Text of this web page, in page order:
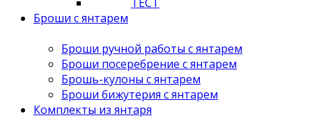
Броши с янтарем
Броши ручной работы с янтарем
Броши посеребрение с янтарем
Брошь-кулоны с янтарем
Броши бижутерия с янтарем
Комплекты из янтаря